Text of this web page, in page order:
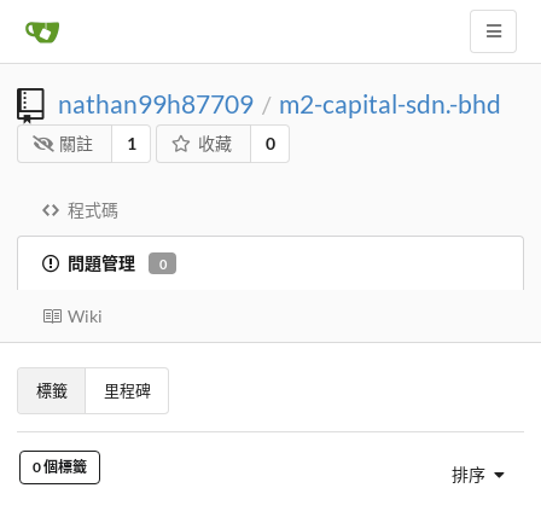
nathan99h87709 / m2-capital-sdn.-bhd
關註 1 收藏 0
程式碼
問題管理 0
Wiki
標籤 里程碑
排序
0 個標籤